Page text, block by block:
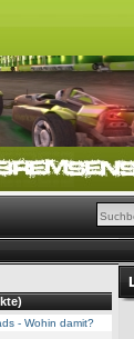
- Wohin damit?